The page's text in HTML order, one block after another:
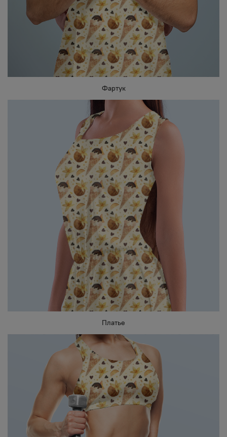
Фартук
Платье